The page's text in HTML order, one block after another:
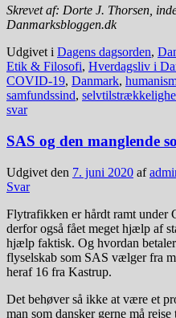
Skrevet af: Dorte J. Thorsen,
Danmarksbloggen.dk
Udgivet i Dagens dagsorden,
Etik & Filosofi, Hverdagsliv i
COVID-19, Danmark,
samfundssind,
svar
SAS og den manglende
Udgivet den 7. juni 2020 af
Svar
Flytrafikken er hårdt ramt under
derfor også fået meget hjælp af
hjælp faktisk. Og hvordan
flyselskab som SAS vælger fra
heraf 16 fra Kastrup.
Det behøver så ikke at være et
man som dansker gerne må